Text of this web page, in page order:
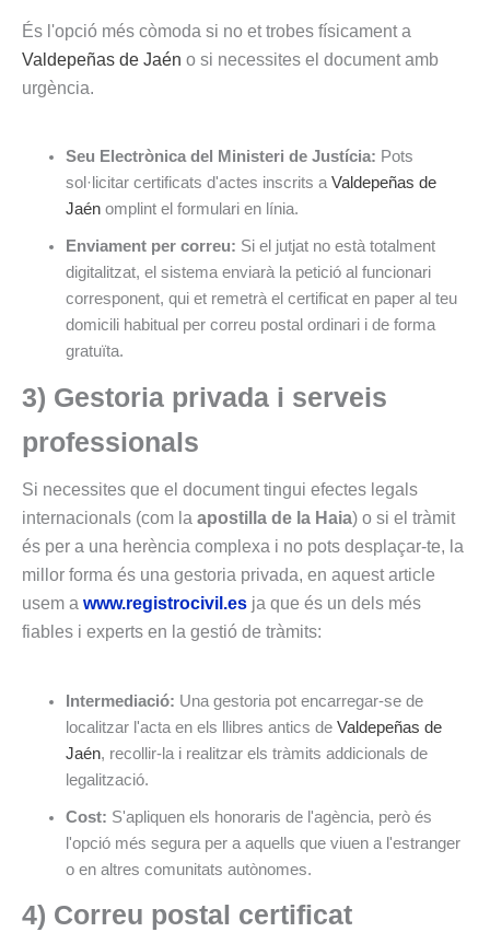
És l'opció més còmoda si no et trobes físicament a
Valdepeñas de Jaén o si necessites el document amb
urgència.
Seu Electrònica del Ministeri de Justícia: Pots
sol·licitar certificats d'actes inscrits aValdepeñas de
Jaén omplint el formulari en línia.
Enviament per correu: Si el jutjat no està totalment
digitalitzat, el sistema enviarà la petició al funcionari
corresponent, qui et remetrà el certificat en paper al teu
domicili habitual per correu postal ordinari i de forma
gratuïta.
3) Gestoria privada i serveis
professionals
Si necessites que el document tingui efectes legals
internacionals (com la apostilla de la Haia) o si el tràmit
és per a una herència complexa i no pots desplaçar-te, la
millor forma és una gestoria privada, en aquest article
usem a www.registrocivil.es ja que és un dels més
fiables i experts en la gestió de tràmits:
Intermediació: Una gestoria pot encarregar-se de
localitzar l'acta en els llibres antics de Valdepeñas de
Jaén, recollir-la i realitzar els tràmits addicionals de
legalització.
Cost: S'apliquen els honoraris de l'agència, però és
l'opció més segura per a aquells que viuen a l'estranger
o en altres comunitats autònomes.
4) Correu postal certificat